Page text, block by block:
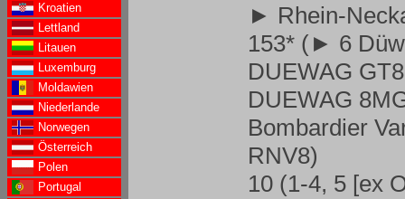
Kroatien
Lettland
Litauen
Luxemburg
Moldawien
Niederlande
Norwegen
Österreich
Polen
Portugal
► Rhein-
153* ( ► 6
DUEWAG
DUEWAG
Bombardier
RNV8)
10 (1-4, 5 [ex